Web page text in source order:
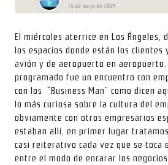
16 de mayo de 2024
El miércoles aterrice en Los Ángeles,
los espacios donde están los clientes
avión y de aeropuerto en
programado fue un encuentro con
con los “Business Man” como dicen
lo más curiosa sobre la cultura del
obviamente con otros empresarios
estaban allí, en primer lugar
casi reiterativo cada vez que se toca
entre el modo de encarar los